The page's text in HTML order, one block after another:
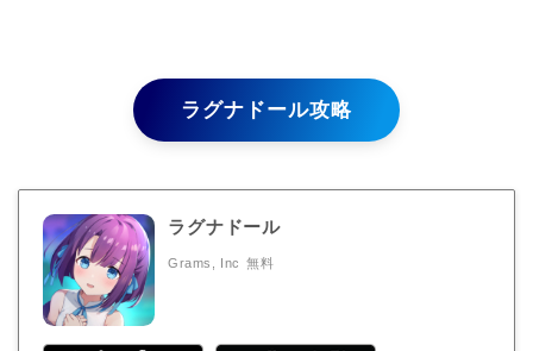
ラグナドール攻略
ラグナドール
Grams, Inc 無料